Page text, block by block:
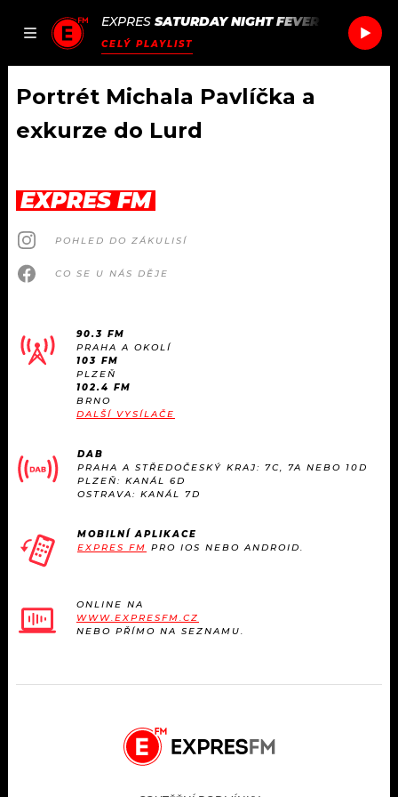
JAK
SEZNAM.CZ
EXPRES SATURDAY NIGHT FEVER
CELÝ PLAYLIST
ČLÁNKY
AKTUÁLNĚ
HUDBA
#NEBUDUDOMA
KALENDÁŘ
TRENDY
MIX
PODCASTY
JAK NALADIT
RÁDIO
APLIKACE
PROGRAM
PLAYLIST
JAK NALADIT
SOUTĚŽE
Portrét Michala Pavlíčka a
exkurze do Lurd
EXPRES FM
POHLED DO ZÁKULISÍ
CO SE U NÁS DĚJE
90.3 FM
PRAHA A OKOLÍ
103 FM
PLZEŇ
102.4 FM
BRNO
DALŠÍ VYSÍLAČE
DAB
PRAHA A STŘEDOČESKÝ KRAJ: 7C, 7A NEBO 10D
PLZEŇ: KANÁL 6D
OSTRAVA: KANÁL 7D
MOBILNÍ APLIKACE
EXPRES FM PRO IOS NEBO ANDROID.
ONLINE NA
WWW.EXPRESFM.CZ
NEBO PŘÍMO NA SEZNAMU.